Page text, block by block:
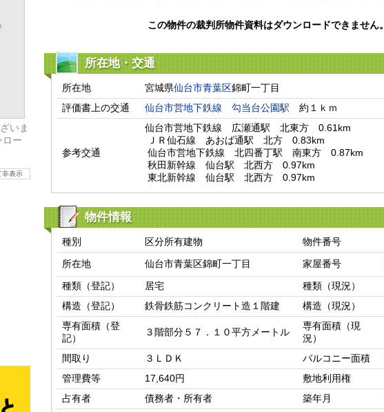
いま
ロー
非表示
この物件の裁判所物件資料はダウンロードできません。
所在地・交通
所在地 宮城県仙台市青葉区錦町一丁目
評価書上の交通
仙台市営地下鉄線 勾当台公園駅 約１ｋｍ
参考交通
仙台市営地下鉄線　広瀬通駅　北東方　0.61km
東北新幹線　仙台駅　北西方　0.97km
物件情報
種別 区分所有建物 物件番号
所在地
仙台市青葉区錦町一丁目
家屋番号
種類（登記）
居宅
種類（現況）
構造（登記）
鉄骨鉄筋コンクリート造１階建
構造（現況）
専有面積（登
記）
３階部分５７．１０平方メートル
専有面積（現
況）
間取り
３ＬＤＫ バルコニー面積
管理費等
17,640円 敷地利用権
占有者
債務者・所有者 築年月